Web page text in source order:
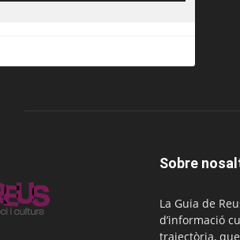
Sobre
La Guia de
d’informació
trajectòria,